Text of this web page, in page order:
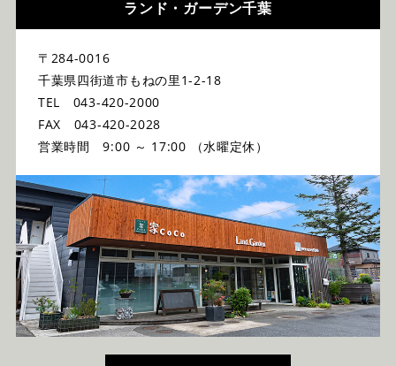
ランド・ガーデン千葉
〒284-0016
千葉県四街道市もねの里1-2-18
TEL 043-420-2000
FAX 043-420-2028
営業時間 9:00 ～ 17:00 （水曜定休）